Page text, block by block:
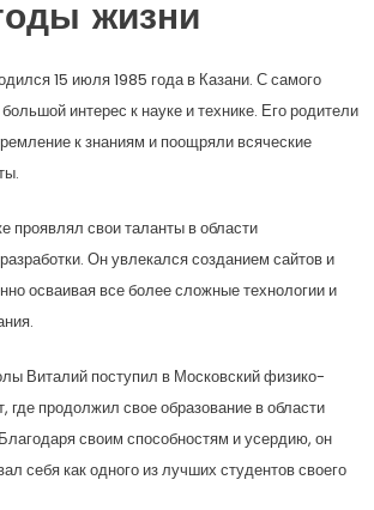
жизни
15 июля 1985 года в Казани. С самого
интерес к науке и технике. Его родители
к знаниям и поощряли всяческие
проявлял свои таланты в области
Он увлекался созданием сайтов и
осваивая все более сложные технологии и
Виталий поступил в Московский физико-
где продолжил свое образование в области
своим способностям и усердию, он
себя как одного из лучших студентов своего